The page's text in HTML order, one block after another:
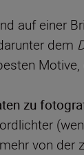
auf einer
dem
Motive,
zu
von der